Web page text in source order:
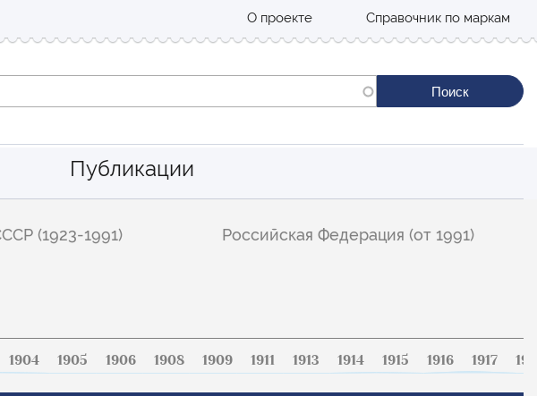
О проекте Справочник по маркам
Публикации
(1923-1991) Российская Федерация (от 1991)
1904 1905 1906 1908 1909 1911 1913 1914 1915 1916 1917